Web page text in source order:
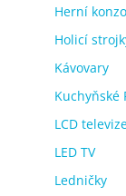
Herní
Holicí
Kávovary
Kuchyňské
LCD
LED TV
Ledničky